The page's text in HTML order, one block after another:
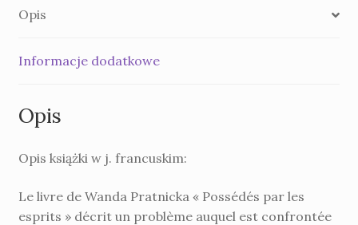
Opętani
duchy
Opis
Informacje dodatkowe
Opis
Opis książki w j. francuskim:
Le livre de Wanda Pratnicka « Possédés par les
esprits » décrit un problème auquel est confrontée